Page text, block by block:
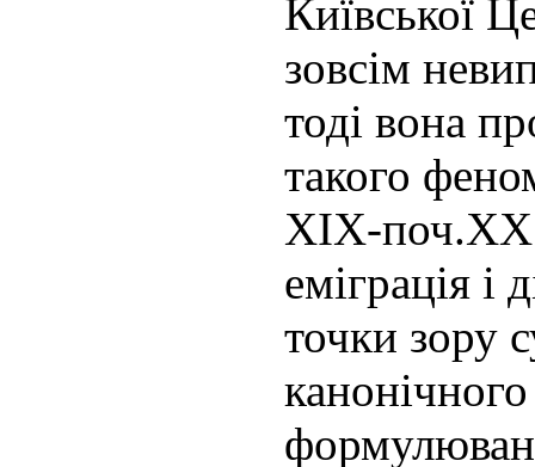
Київської
зовсім
тоді вона
такого
ХІХ-поч.ХХ
еміграція і
точки зору